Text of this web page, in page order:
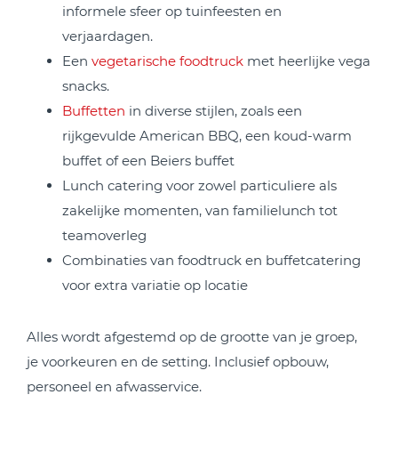
informele sfeer op tuinfeesten en
verjaardagen.
Een vegetarische foodtruck met heerlijke vega
snacks.
Buffetten in diverse stijlen, zoals een
rijkgevulde American BBQ, een koud-warm
buffet of een Beiers buffet
Lunch catering voor zowel particuliere als
zakelijke momenten, van familielunch tot
teamoverleg
Combinaties van foodtruck en buffetcatering
voor extra variatie op locatie
Alles wordt afgestemd op de grootte van je groep,
je voorkeuren en de setting. Inclusief opbouw,
personeel en afwasservice.